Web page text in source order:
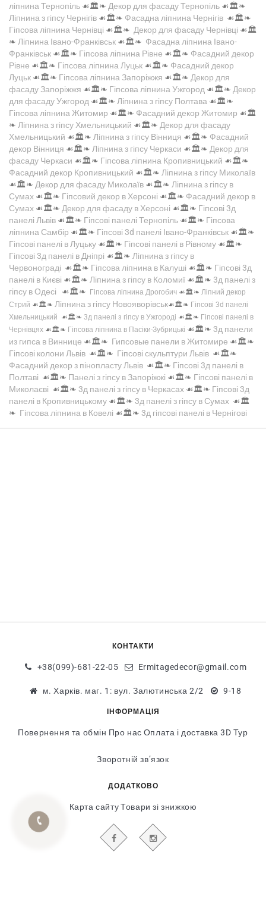
ліпнина Тернопіль ☙🏛️❧ Декор для фасаду Тернопіль ☙🏛️❧
Ліпнина з гіпсу Чернігів ☙🏛️❧ Фасадна ліпнина Чернігів ☙🏛️❧
Гіпсова ліпнина Чернівці ☙🏛️❧ Декор для фасаду Чернівці ☙🏛️
❧ Ліпнина Івано-Франківськ ☙🏛️❧ Фасадна ліпнина Івано-
Франківськ ☙🏛️❧ Гіпсова ліпнина Рівне ☙🏛️❧ Фасадний декор
Рівне ☙🏛️❧ Гіпсова ліпнина Луцьк ☙🏛️❧ Фасадний декор
Луцьк ☙🏛️❧ Гіпсова ліпнина Запоріжжя ☙🏛️❧ Декор для
фасаду Запоріжжя ☙🏛️❧ Гіпсова ліпнина Ужгород ☙🏛️❧ Декор
для фасаду Ужгород ☙🏛️❧ Ліпнина з гіпсу Полтава ☙🏛️❧
Гіпсова ліпнина Житомир ☙🏛️❧ Фасадний декор Житомир ☙🏛️
❧ Ліпнина з гіпсу Хмельницький ☙🏛️❧ Декор для фасаду
Хмельницький ☙🏛️❧ Ліпнина з гіпсу Вінниця ☙🏛️❧ Фасадний
декор Вінниця ☙🏛️❧ Ліпнина з гіпсу Черкаси ☙🏛️❧ Декор для
фасаду Черкаси ☙🏛️❧ Гіпсова ліпнина Кропивницький ☙🏛️❧
Фасадний декор Кропивницький ☙🏛️❧ Ліпнина з гіпсу Миколаїв
☙🏛️❧ Декор для фасаду Миколаїв ☙🏛️❧ Ліпнина з гіпсу в
Сумах ☙🏛️❧ Гіпсовий декор в Херсоні ☙🏛️❧ Фасадний декор в
Сумах ☙🏛️❧ Декор для фасаду в Херсоні ☙🏛️❧ Гіпсові 3д
панелі Львів ☙🏛️❧ Гіпсові панелі Тернопіль ☙🏛️❧ Гіпсова
ліпнина Самбір ☙🏛️❧ Гіпсові 3d панелі Івано-Франківськ ☙🏛️❧
Гіпсові панелі в Луцьку ☙🏛️❧ Гіпсові панелі в Рівному ☙🏛️❧
Гіпсові 3д панелі в Дніпрі ☙🏛️❧ Ліпнина з гіпсу в
Червонограді ☙🏛️❧ Гіпсова ліпнина в Калуші ☙🏛️❧ Гіпсові 3д
панелі в Києві ☙🏛️❧ Ліпнина з гіпсу в Коломиї ☙🏛️❧ 3д панелі з
гіпсу в Одесі ☙🏛️❧ Гіпсова ліпнина Дрогобич ☙🏛️❧ Ліпний декор
Стрий ☙🏛️❧ Ліпнина з гіпсу Новояворівськ☙🏛️❧ Гіпсові 3d панелі
Хмельницький ☙🏛️❧ 3д панелі з гіпсу в Ужгороді ☙🏛️❧ Гіпсові панелі в
Чернівцях ☙🏛️❧ Гіпсова ліпнина в Пасіки-Зубрицькі ☙🏛️❧ 3д панели
из гипса в Виннице ☙🏛️❧ Гипсовые панели в Житомире ☙🏛️❧
Гіпсові колони Львів ☙🏛️❧ Гіпсові скульптури Львів ☙🏛️❧
Фасадний декор з пінопласту Львів ☙🏛️❧ Гіпсові 3д панелі в
Полтаві ☙🏛️❧ Панелі з гіпсу в Запоріжжі ☙🏛️❧ Гіпсові панелі в
Миколаєві ☙🏛️❧ 3д панелі з гіпсу в Черкасах ☙🏛️❧ Гіпсові 3д
панелі в Кропивницькому ☙🏛️❧ 3д панелі з гіпсу в Сумах ☙🏛️
❧ Гіпсова ліпнина в Ковелі ☙🏛️❧ 3д гіпсові панелі в Чернігові
КОНТАКТИ
+38(099)-681-22-05 Ermitagedecor@gmail.com
м. Харків. маг. 1: вул. Залютинська 2/2 9-18
ІНФОРМАЦІЯ
Повернення та обмін Про нас Оплата і доставка 3D Тур
Зворотній зв’язок
ДОДАТКОВО
Карта сайту Товари зі знижкою